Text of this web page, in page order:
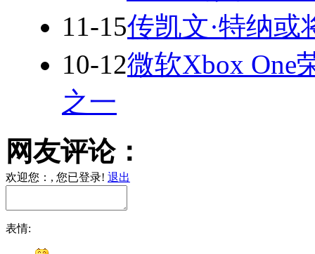
11-15传凯文·特纳或
10-12微软Xbox One
之一
网友评论：
欢迎您： , 您已登录! 退出
表情: